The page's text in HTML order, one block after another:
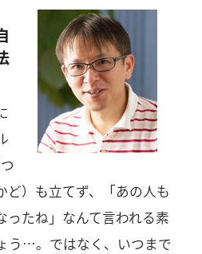
ど）も立てず、「あの人も
ったね」なんて言われる素
う…。ではなく、いつまで